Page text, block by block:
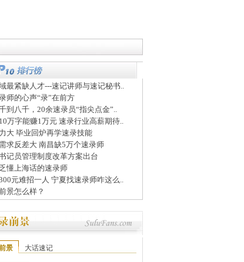
最紧缺人才---速记讲师与速记秘书..
师的心声“录”在前方
到八千，20余速录员“指尖点金”..
万字能赚1万元 速录行业高薪期待..
大 毕业回炉再学速录技能
求反差大 南昌缺5万个速录师
记员管理制度改革方案出台
懂上海话的速录师
元难招一人 宁夏找速录师咋这么..
景怎么样？
景 大话速记